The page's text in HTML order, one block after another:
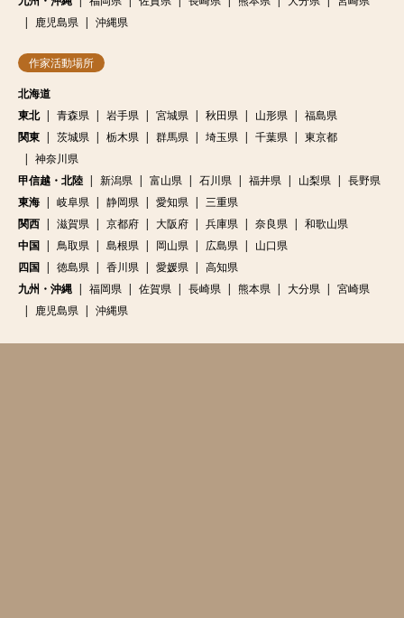
鹿児島県
沖縄県
作家活動場所
北海道
東北
青森県 岩手県 宮城県 秋田県 山形県
福島県
関東
茨城県 栃木県 群馬県 埼玉県 千葉県
東京都
神奈川県
甲信越・北陸
新潟県 富山県 石川県 福井県 山梨県
長野県
東海
岐阜県 静岡県 愛知県
三重県
関西
滋賀県 京都府 大阪府 兵庫県 奈良県
和歌山県
中国
鳥取県 島根県 岡山県 広島県
山口県
四国
徳島県 香川県 愛媛県
高知県
九州・沖縄
福岡県 佐賀県 長崎県 熊本県 大分県
宮崎県
鹿児島県
沖縄県